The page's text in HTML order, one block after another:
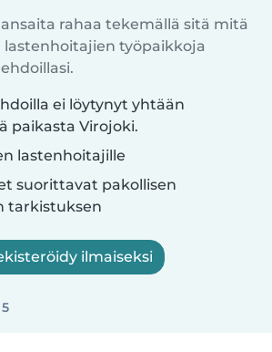
rahaa tekemällä sitä mitä
lastenhoitajien työpaikkoja
ei löytynyt yhtään
paikasta Virojoki.
lastenhoitajille
suorittavat pakollisen
tarkistuksen
ilmaiseksi